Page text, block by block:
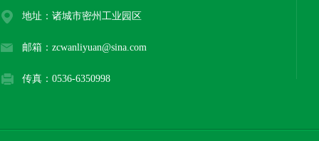
地址：诸城市密州工业园区
邮箱：zcwanliyuan@sina.com
传真：0536-6350998